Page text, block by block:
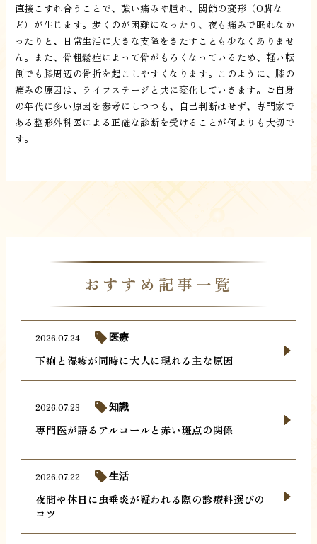
直接こすれ合うことで、強い痛みや腫れ、関節の変形（O脚な
ど）が生じます。歩くのが困難になったり、夜も痛みで眠れなか
ったりと、日常生活に大きな支障をきたすことも少なくありませ
ん。また、骨粗鬆症によって骨がもろくなっているため、軽い転
倒でも膝周辺の骨折を起こしやすくなります。このように、膝の
痛みの原因は、ライフステージと共に変化していきます。ご自身
の年代に多い原因を参考にしつつも、自己判断はせず、専門家で
ある整形外科医による正確な診断を受けることが何よりも大切で
す。
おすすめ記事一覧
下痢と湿疹が同時に大人に現れる主な原因
2026.07.24 医療
専門医が語るアルコールと赤い斑点の関係
2026.07.23 知識
夜間や休日に虫垂炎が疑われる際の診療科選びの
コツ
2026.07.22 生活